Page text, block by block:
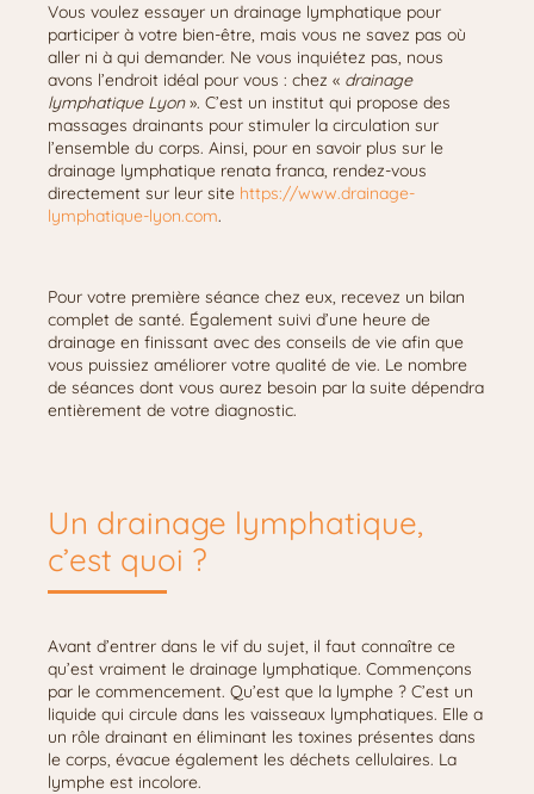
Vous voulez essayer un drainage lymphatique pour
participer à votre bien-être, mais vous ne savez pas où
aller ni à qui demander. Ne vous inquiétez pas, nous
avons l’endroit idéal pour vous : chez « drainage
lymphatique Lyon». C’est un institut qui propose des
massages drainants pour stimuler la circulation sur
l’ensemble du corps. Ainsi, pour en savoir plus sur le
drainage lymphatique renata franca, rendez-vous
directement sur leur site https://www.drainage-
lymphatique-lyon.com.
Pour votre première séance chez eux, recevez un bilan
complet de santé. Également suivi d’une heure de
drainage en finissant avec des conseils de vie afin que
vous puissiez améliorer votre qualité de vie. Le nombre
de séances dont vous aurez besoin par la suite dépendra
entièrement de votre diagnostic.
Un drainage lymphatique,
c’est quoi ?
Avant d’entrer dans le vif du sujet, il faut connaître ce
qu’est vraiment le drainage lymphatique. Commençons
par le commencement. Qu’est que la lymphe ? C’est un
liquide qui circule dans les vaisseaux lymphatiques. Elle a
un rôle drainant en éliminant les toxines présentes dans
le corps, évacue également les déchets cellulaires. La
lymphe est incolore.